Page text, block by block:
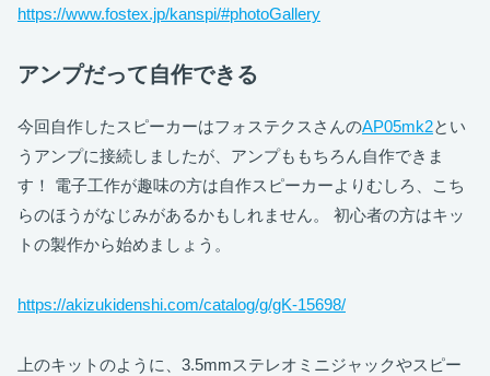
https://www.fostex.jp/kanspi/#photoGallery
アンプだって自作できる
今回自作したスピーカーはフォステクスさんのAP05mk2とい
うアンプに接続しましたが、アンプももちろん自作できま
す！ 電子工作が趣味の方は自作スピーカーよりむしろ、こち
らのほうがなじみがあるかもしれません。 初心者の方はキッ
トの製作から始めましょう。
https://akizukidenshi.com/catalog/g/gK-15698/
上のキットのように、3.5mmステレオミニジャックやスピー